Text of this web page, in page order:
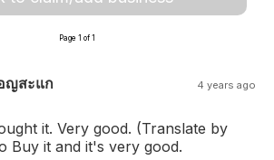
Page 1 of 1
ญสะแก 4 years ago
it. Very good. (Translate by
Buy it and it's very good.